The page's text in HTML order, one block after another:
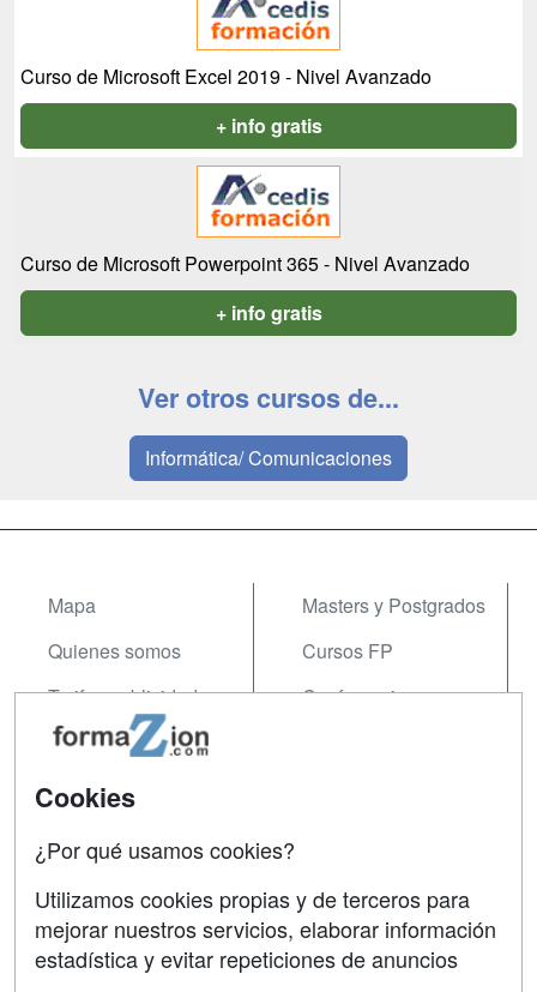
Curso de Microsoft Excel 2019 - Nivel Avanzado
+ info gratis
Curso de Microsoft Powerpoint 365 - Nivel Avanzado
+ info gratis
Ver otros cursos de...
Informática/ Comunicaciones
Mapa
Quienes somos
Tarifas publicidad
Acceso Usuarios
Acceso Centros
Masters y Postgrados
Cursos FP
Conferencias
Contactar
Confidencialidad
Aviso legal
Cookies
¿Por qué usamos cookies?
Utilizamos cookies propias y de terceros para
mejorar nuestros servicios, elaborar información
estadística y evitar repeticiones de anuncios